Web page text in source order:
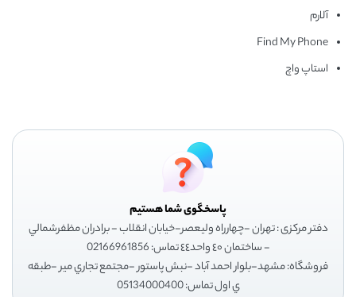
آلارم
Find My Phone
استاپ واچ
پاسخگوی شما هستیم
دفتر مرکزی : تهران -چهارراه وليعصر-خيابان انقلاب - برادران مظفرشمالي
- ساختمان ٤٠ واحد٤٤ تماس: 02166961856
فروشگاه: مشهد-بلوار احمد آباد -نبش پاستور -مجتمع تجاري مير -طبقه
ي اول تماس: 05134000400